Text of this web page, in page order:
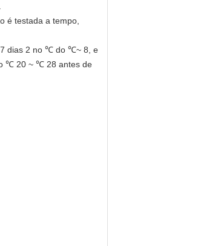
é testada a tempo,
7 dias 2 no ℃ do ℃~ 8, e
℃ 20 ~ ℃ 28 antes de